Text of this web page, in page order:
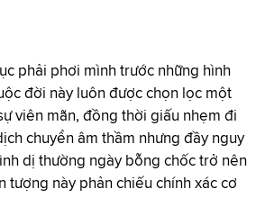
phải phơi mình trước những hình
đời này luôn được chọn lọc một
viên mãn, đồng thời giấu nhẹm đi
chuyển âm thầm nhưng đầy nguy
dị thường ngày bỗng chốc trở nên
này phản chiếu chính xác cơ